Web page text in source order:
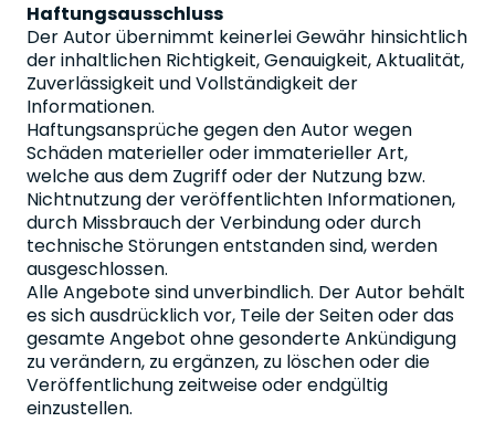
Haftungsausschluss
Der Autor übernimmt keinerlei Gewähr hinsichtlich
der inhaltlichen Richtigkeit, Genauigkeit, Aktualität,
Zuverlässigkeit und Vollständigkeit der
Informationen.
Haftungsansprüche gegen den Autor wegen
Schäden materieller oder immaterieller Art,
welche aus dem Zugriff oder der Nutzung bzw.
Nichtnutzung der veröffentlichten Informationen,
durch Missbrauch der Verbindung oder durch
technische Störungen entstanden sind, werden
ausgeschlossen.
Alle Angebote sind unverbindlich. Der Autor behält
es sich ausdrücklich vor, Teile der Seiten oder das
gesamte Angebot ohne gesonderte Ankündigung
zu verändern, zu ergänzen, zu löschen oder die
Veröffentlichung zeitweise oder endgültig
einzustellen.